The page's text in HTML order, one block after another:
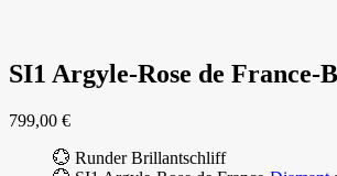
SI1 Argyle-Rose de
799,00 €
💮 Runder Brillantschliff